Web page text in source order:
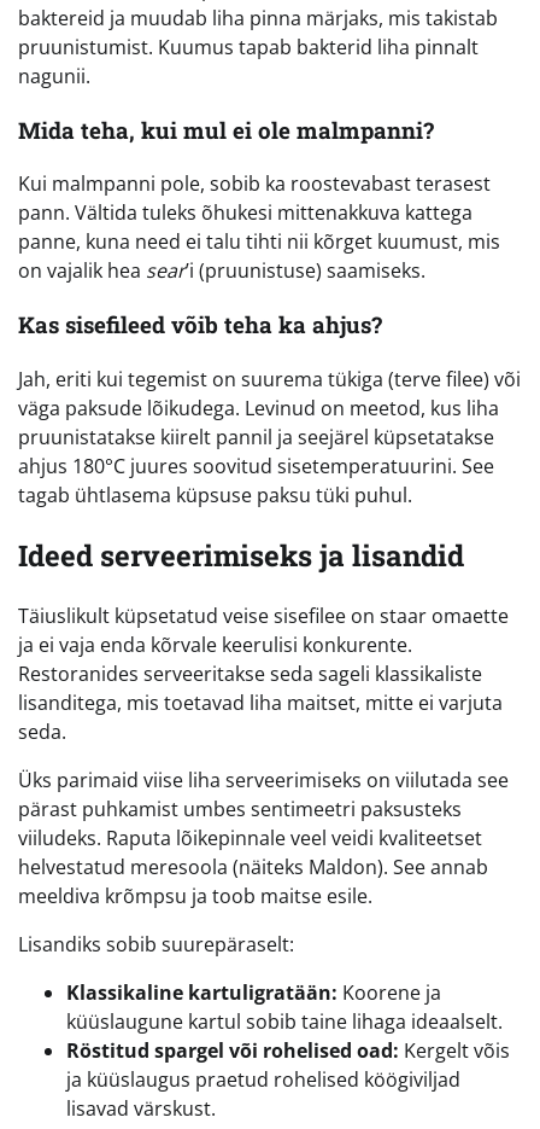
baktereid ja muudab liha pinna märjaks, mis takistab
pruunistumist. Kuumus tapab bakterid liha pinnalt
nagunii.
Mida teha, kui mul ei ole malmpanni?
Kui malmpanni pole, sobib ka roostevabast terasest
pann. Vältida tuleks õhukesi mittenakkuva kattega
panne, kuna need ei talu tihti nii kõrget kuumust, mis
on vajalik hea sear’i (pruunistuse) saamiseks.
Kas sisefileed võib teha ka ahjus?
Jah, eriti kui tegemist on suurema tükiga (terve filee) või
väga paksude lõikudega. Levinud on meetod, kus liha
pruunistatakse kiirelt pannil ja seejärel küpsetatakse
ahjus 180°C juures soovitud sisetemperatuurini. See
tagab ühtlasema küpsuse paksu tüki puhul.
Ideed serveerimiseks ja lisandid
Täiuslikult küpsetatud veise sisefilee on staar omaette
ja ei vaja enda kõrvale keerulisi konkurente.
Restoranides serveeritakse seda sageli klassikaliste
lisanditega, mis toetavad liha maitset, mitte ei varjuta
seda.
Üks parimaid viise liha serveerimiseks on viilutada see
pärast puhkamist umbes sentimeetri paksusteks
viiludeks. Raputa lõikepinnale veel veidi kvaliteetset
helvestatud meresoola (näiteks Maldon). See annab
meeldiva krõmpsu ja toob maitse esile.
Lisandiks sobib suurepäraselt:
Klassikaline kartuligratään: Koorene ja
küüslaugune kartul sobib taine lihaga ideaalselt.
Röstitud spargel või rohelised oad: Kergelt võis
ja küüslaugus praetud rohelised köögiviljad
lisavad värskust.